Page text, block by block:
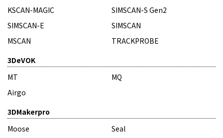
KSCAN-MAGIC
SIMSCAN-S Gen2
SIMSCAN-E
SIMSCAN
MSCAN
TRACKPROBE
3DeVOK
MT
MQ
Airgo
3DMakerpro
Moose
Seal